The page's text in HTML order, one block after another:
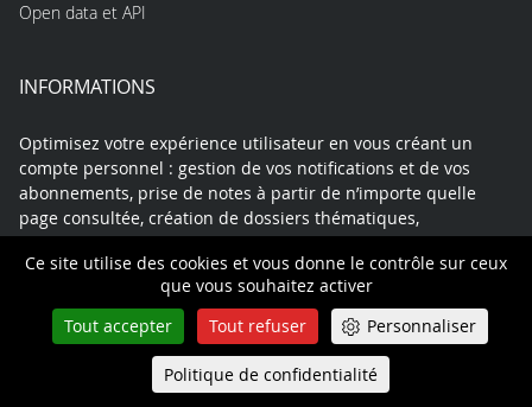
Ce site utilise des cookies et vous donne le contrôle sur ceux
que vous souhaitez activer
Tout accepter
Tout refuser Personnaliser
Politique de confidentialité
Open data et API
INFORMATIONS
Optimisez votre expérience utilisateur en vous créant un
compte personnel : gestion de vos notifications et de vos
abonnements, prise de notes à partir de n’importe quelle
page consultée, création de dossiers thématiques,
enregistrement de vos recherches, gestion de votre agenda…
Le site internet de la Cour vous offre ainsi un véritable
espace de travail en ligne, fonctionnel et sécurisé, dont les
données pourront être exportées à tout moment.
Queue-Fair